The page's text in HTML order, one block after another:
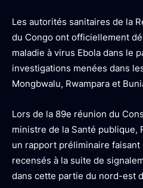
Les autorités sanitaires de la
du Congo ont officiellement
maladie à virus Ebola dans le
investigations menées dans
Mongbwalu, Rwampara et
Lors de la 89e réunion du
ministre de la Santé publique,
un rapport préliminaire
recensés à la suite de
dans cette partie du nord-est